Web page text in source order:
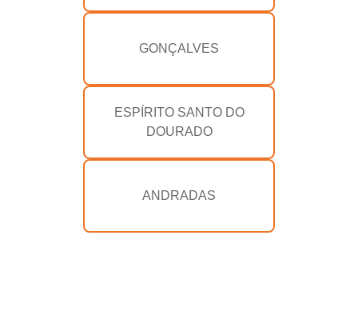
GONÇALVES
ESPÍRITO SANTO DO
DOURADO
ANDRADAS